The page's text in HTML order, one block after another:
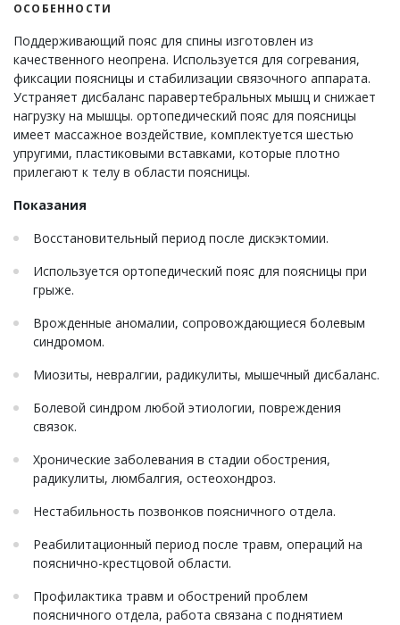
ОСОБЕННОСТИ
Поддерживающий пояс для спины изготовлен из
качественного неопрена. Используется для согревания,
фиксации поясницы и стабилизации связочного аппарата.
Устраняет дисбаланс паравертебральных мышц и снижает
нагрузку на мышцы. ортопедический пояс для поясницы
имеет массажное воздействие, комплектуется шестью
упругими, пластиковыми вставками, которые плотно
прилегают к телу в области поясницы.
Показания
Восстановительный период после дискэктомии.
Используется ортопедический пояс для поясницы при
грыже.
Врожденные аномалии, сопровождающиеся болевым
синдромом.
Миозиты, невралгии, радикулиты, мышечный дисбаланс.
Болевой синдром любой этиологии, повреждения
связок.
Хронические заболевания в стадии обострения,
радикулиты, люмбалгия, остеохондроз.
Нестабильность позвонков поясничного отдела.
Реабилитационный период после травм, операций на
пояснично-крестцовой области.
Профилактика травм и обострений проблем
поясничного отдела, работа связана с поднятием